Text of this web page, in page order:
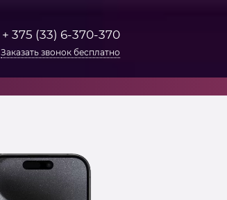
+ 375 (33) 6-370-370
Заказать звонок бесплатно